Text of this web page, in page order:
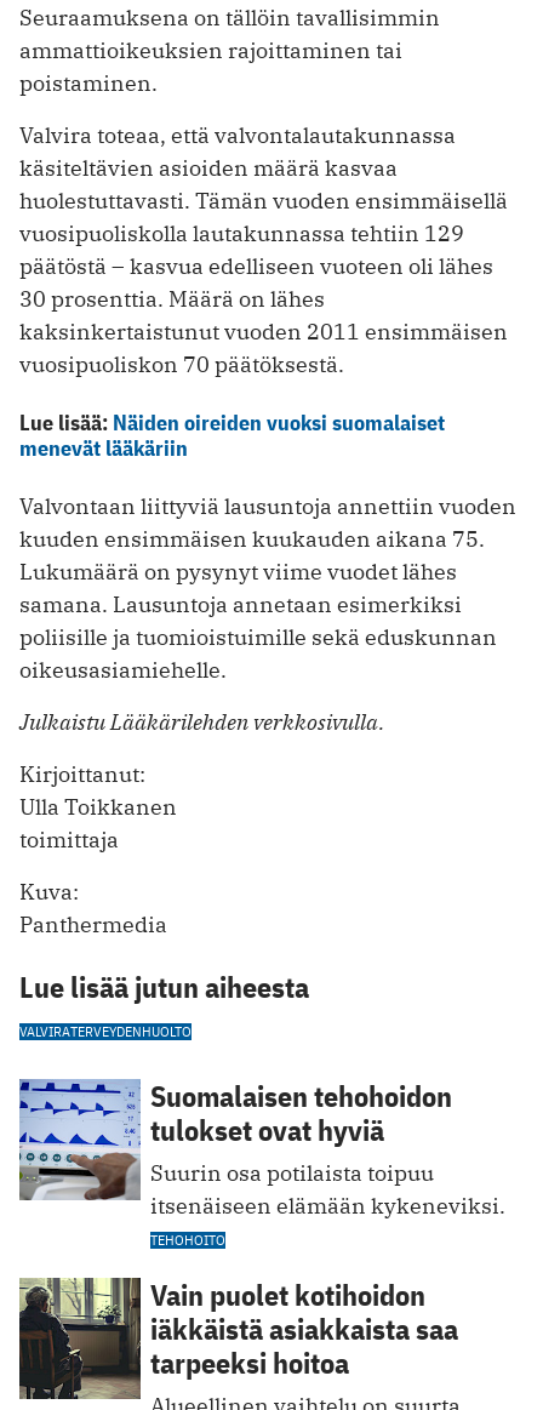
Seuraamuksena on tällöin tavallisimmin
ammattioikeuksien rajoittaminen tai
poistaminen.
Valvira toteaa, että valvontalautakunnassa
käsiteltävien asioiden määrä kasvaa
huolestuttavasti. Tämän vuoden ensimmäisellä
vuosipuoliskolla lautakunnassa tehtiin 129
päätöstä – kasvua edelliseen vuoteen oli lähes
30 prosenttia. Määrä on lähes
kaksinkertaistunut vuoden 2011 ensimmäisen
vuosipuoliskon 70 päätöksestä.
Lue lisää: Näiden oireiden vuoksi suomalaiset
menevät lääkäriin
Valvontaan liittyviä lausuntoja annettiin vuoden
kuuden ensimmäisen kuukauden aikana 75.
Lukumäärä on pysynyt viime vuodet lähes
samana. Lausuntoja annetaan esimerkiksi
poliisille ja tuomioistuimille sekä eduskunnan
oikeusasiamiehelle.
Julkaistu Lääkärilehden verkkosivulla.
Kirjoittanut:
Ulla Toikkanen
toimittaja
Kuva:
Panthermedia
Lue lisää jutun aiheesta
VALVIRATERVEYDENHUOLTO
Suomalaisen tehohoidon
tulokset ovat hyviä
Suurin osa potilaista toipuu
itsenäiseen elämään kykeneviksi.
TEHOHOITO
Vain puolet kotihoidon
iäkkäistä asiakkaista saa
tarpeeksi hoitoa